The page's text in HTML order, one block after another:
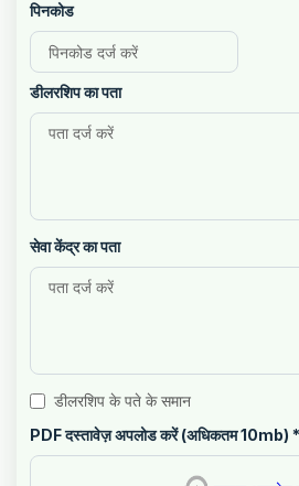
पिनकोड
डीलरशिप का पता
सेवा केंद्र का पता
डीलरशिप के पते के समान
PDF दस्तावेज़ अपलोड करें (अधिकतम 10mb) *